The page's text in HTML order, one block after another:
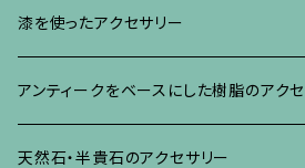
イヤリング・ピアス
ネックレス、その他
ブローチ
イヤリング、ピアス
ネックレス、ペンダント
漆を使ったアクセサリー
ブローチ
イヤリング・ピアス
アンティークをベースにした樹脂のアク
ブローチ
天然石・半貴石のアクセサリー